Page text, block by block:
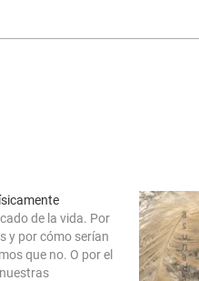
de la vida. Por
y por cómo serían
que no. O por el